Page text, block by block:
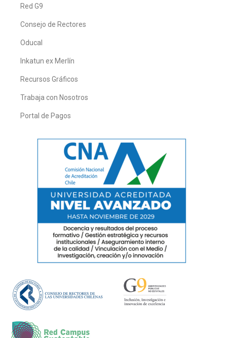
Red G9
Consejo de Rectores
Oducal
Inkatun ex Merlín
Recursos Gráficos
Trabaja con Nosotros
Portal de Pagos